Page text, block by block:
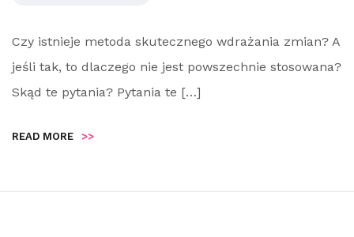
Czy istnieje metoda skutecznego wdrażania zmian? A
jeśli tak, to dlaczego nie jest powszechnie stosowana?
Skąd te pytania? Pytania te […]
READ MORE >>